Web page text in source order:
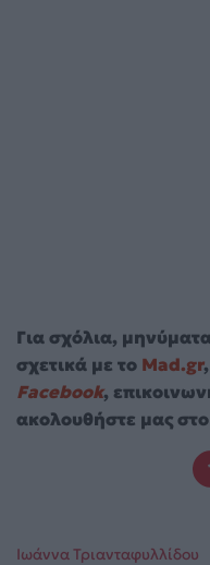
Για σχόλια,
σχετικά με το Mad.gr
Facebook,
ακολουθήστε μας στο
Ιωάννα Τριανταφυλλίδου